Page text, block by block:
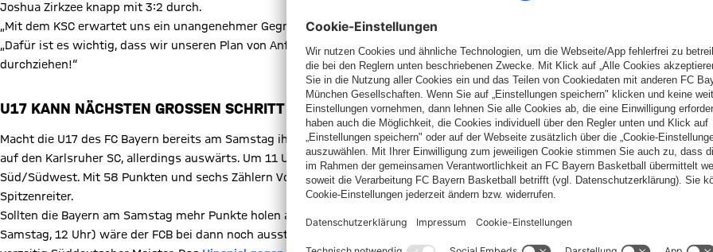
Joshua Zirkzee knapp mit 3:2 durch.
„Mit dem KSC erwartet uns ein unangenehmer Gegner, aber wir wollen natürlich einen Sieg einfahren“, so FCB-Trainer Hoeneß.
„Dafür ist es wichtig, dass wir unseren Plan von Anfang an und anders als im Spiel gegen Freiburg, bis zum Ende konsequent
durchziehen!“
U17 KANN NÄCHSTEN GROSSEN SCHRITT MACHEN
Macht die U17 des FC Bayern bereits am Samstag ihr Meisterstück? Die Mannschaft von Trainer Miroslav Klose trifft wie die U19
auf den Karlsruher SC, allerdings auswärts. Um 11 Uhr beginnt die Partie des 24. Spieltags der B-Junioren Bundesliga
Süd/Südwest. Mit 58 Punkten und sechs Zählern Vorsprung auf den Tabellenzweiten TSG 1899 Hoffenheim sind die Münchner
Spitzenreiter.
Sollten die Bayern am Samstag mehr Punkte holen als die Hoffenheimer im Heimspiel gegen die Stuttgarter Kickers (Anstoß
Samstag, 12 Uhr) wäre der FCB bei dann noch ausstehenden zwei Partien nicht mehr von der Tabellenspitze zu verdrängen und